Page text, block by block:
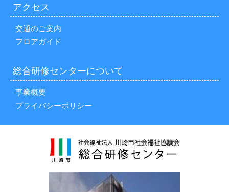
アクセス
交通のご案内
フロアガイド
総合研修センターについて
事業概要
プライバシーポリシー